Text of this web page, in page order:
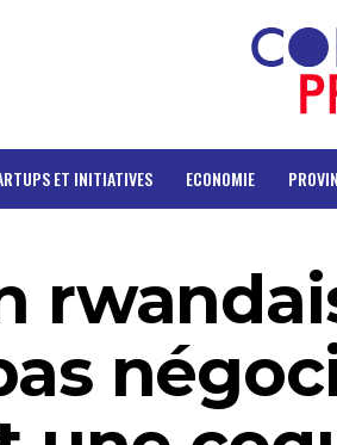
ET INITIATIVES ECONOMIE